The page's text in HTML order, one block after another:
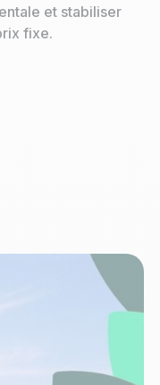
et stabiliser
fixe.